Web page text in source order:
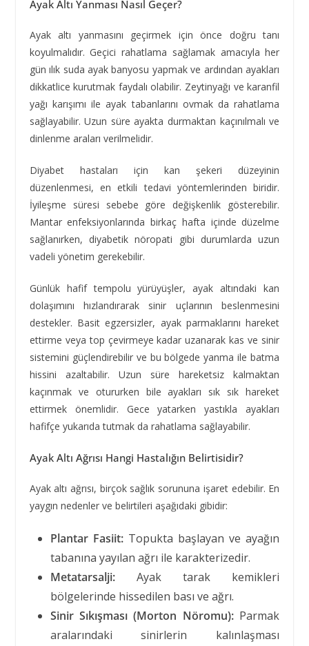
Ayak Altı Yanması Nasıl Geçer?
Ayak altı yanmasını geçirmek için önce doğru tanı
koyulmalıdır. Geçici rahatlama sağlamak amacıyla her
gün ılık suda ayak banyosu yapmak ve ardından ayakları
dikkatlice kurutmak faydalı olabilir. Zeytinyağı ve karanfil
yağı karışımı ile ayak tabanlarını ovmak da rahatlama
sağlayabilir. Uzun süre ayakta durmaktan kaçınılmalı ve
dinlenme araları verilmelidir.
Diyabet hastaları için kan şekeri düzeyinin
düzenlenmesi, en etkili tedavi yöntemlerinden biridir.
İyileşme süresi sebebe göre değişkenlik gösterebilir.
Mantar enfeksiyonlarında birkaç hafta içinde düzelme
sağlanırken, diyabetik nöropati gibi durumlarda uzun
vadeli yönetim gerekebilir.
Günlük hafif tempolu yürüyüşler, ayak altındaki kan
dolaşımını hızlandırarak sinir uçlarının beslenmesini
destekler. Basit egzersizler, ayak parmaklarını hareket
ettirme veya top çevirmeye kadar uzanarak kas ve sinir
sistemini güçlendirebilir ve bu bölgede yanma ile batma
hissini azaltabilir. Uzun süre hareketsiz kalmaktan
kaçınmak ve otururken bile ayakları sık sık hareket
ettirmek önemlidir. Gece yatarken yastıkla ayakları
hafifçe yukarıda tutmak da rahatlama sağlayabilir.
Ayak Altı Ağrısı Hangi Hastalığın Belirtisidir?
Ayak altı ağrısı, birçok sağlık sorununa işaret edebilir. En
yaygın nedenler ve belirtileri aşağıdaki gibidir:
Plantar Fasiit:Topukta başlayan ve ayağın
tabanına yayılan ağrı ile karakterizedir.
Metatarsalji:Ayak tarak kemikleri
bölgelerinde hissedilen bası ve ağrı.
Sinir Sıkışması (Morton Nöromu):Parmak
aralarındaki sinirlerin kalınlaşması